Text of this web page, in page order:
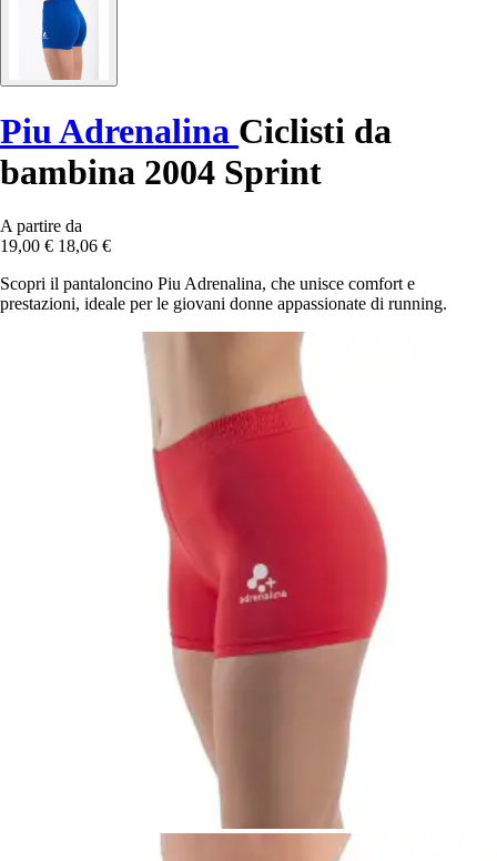
Piu Adrenalina Ciclisti da
bambina 2004 Sprint
A partire da
19,00 € 18,06 €
Scopri il pantaloncino Piu Adrenalina, che unisce comfort e
prestazioni, ideale per le giovani donne appassionate di running.